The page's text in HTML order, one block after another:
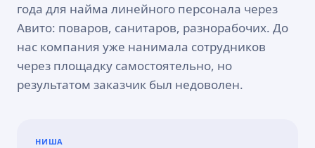
года для найма линейного персонала через
Авито: поваров, санитаров, разнорабочих. До
нас компания уже нанимала сотрудников
через площадку самостоятельно, но
результатом заказчик был недоволен.
НИША